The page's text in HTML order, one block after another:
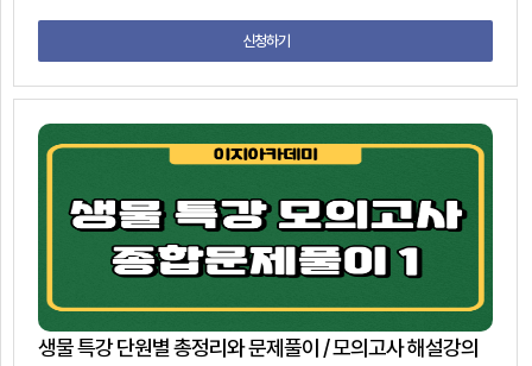
신청하기
생물 특강 단원별 총정리와 문제풀이 / 모의고사 해설강의